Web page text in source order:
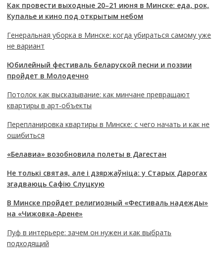
Как провести выходные 20–21 июня в Минске: еда, рок,
Купалье и кино под открытым небом
Генеральная уборка в Минске: когда убираться самому уже
не вариант
Юбилейный фестиваль беларуской песни и поэзии
пройдет в Молодечно
Потолок как высказывание: как минчане превращают
квартиры в арт-объекты
Перепланировка квартиры в Минске: с чего начать и как не
ошибиться
«Белавиа» возобновила полеты в Дагестан
Не толькі святая, але і дзяржаўніца: у Старых Дарогах
згадваюць Сафію Слуцкую
В Минске пройдет религиозный «Фестиваль надежды»
на «Чижовка-Арене»
Пуф в интерьере: зачем он нужен и как выбрать
подходящий